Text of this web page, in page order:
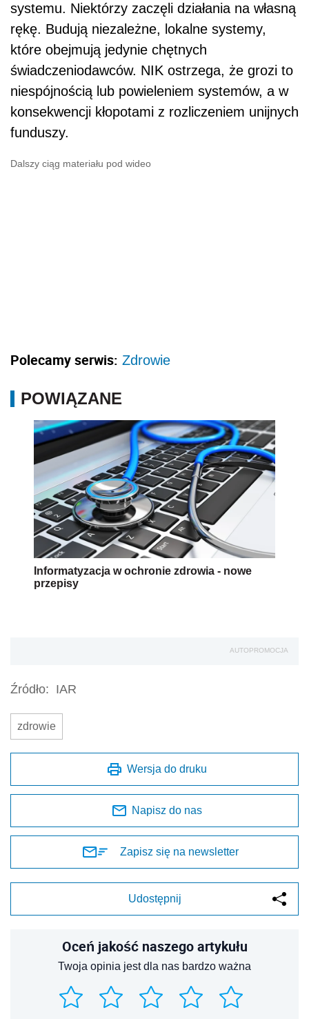
systemu. Niektórzy zaczęli działania na własną
rękę. Budują niezależne, lokalne systemy,
które obejmują jedynie chętnych
świadczeniodawców. NIK ostrzega, że grozi to
niespójnością lub powieleniem systemów, a w
konsekwencji kłopotami z rozliczeniem unijnych
funduszy.
Dalszy ciąg materiału pod wideo
Polecamy serwis: Zdrowie
POWIĄZANE
Informatyzacja w ochronie zdrowia - nowe
przepisy
AUTOPROMOCJA
Źródło: IAR
zdrowie
Wersja do druku
Napisz do nas
Zapisz się na newsletter
Udostępnij
Oceń jakość naszego artykułu
Twoja opinia jest dla nas bardzo ważna